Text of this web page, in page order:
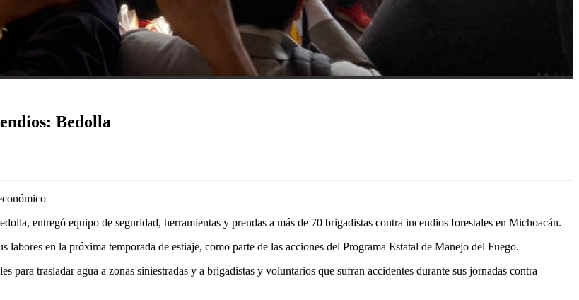
Bedolla
entregó equipo de seguridad, herramientas y prendas a más de 70 brigadistas contra incendios forestales en Michoacán.
en la próxima temporada de estiaje, como parte de las acciones del Programa Estatal de Manejo del Fuego.
para trasladar agua a zonas siniestradas y a brigadistas y voluntarios que sufran accidentes durante sus jornadas contra